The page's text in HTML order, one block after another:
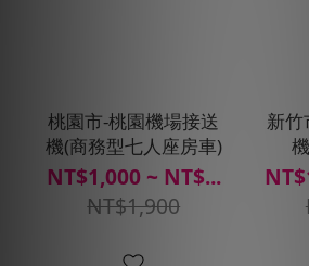
桃園市-桃園機場接送
機(商務型七人座房車)
NT$1,000 ~ NT$...
NT$1,900
新竹